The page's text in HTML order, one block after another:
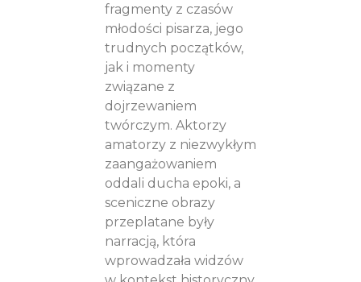
fragmenty z czasów
młodości pisarza, jego
trudnych początków,
jak i momenty
związane z
dojrzewaniem
twórczym. Aktorzy
amatorzy z niezwykłym
zaangażowaniem
oddali ducha epoki, a
sceniczne obrazy
przeplatane były
narracją, która
wprowadzała widzów